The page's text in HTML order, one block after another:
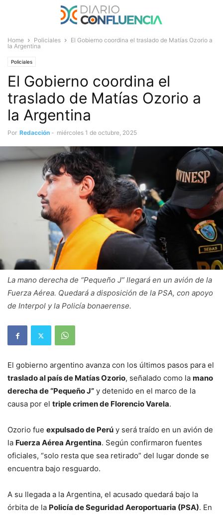
Home Policiales
El Gobierno coordina el traslado de Matías Ozorio a
la Argentina
Policiales
El Gobierno coordina el
traslado de Matías Ozorio a
la Argentina
Por Redacción - miércoles 1 de octubre, 2025
La mano derecha de “Pequeño J” llegará en un avión de la
Fuerza Aérea. Quedará a disposición de la PSA, con apoyo
de Interpol y la Policía bonaerense.
El gobierno argentino avanza con los últimos pasos para el
traslado al país de Matías Ozorio, señalado como la mano
derecha de “Pequeño J” y detenido en el marco de la
causa por el triple crimen de Florencio Varela.
Ozorio fue expulsado de Perú y será traído en un avión de
la Fuerza Aérea Argentina. Según confirmaron fuentes
oficiales, “solo resta que sea retirado” del lugar donde se
encuentra bajo resguardo.
A su llegada a la Argentina, el acusado quedará bajo la
órbita de la Policía de Seguridad Aeroportuaria (PSA). En